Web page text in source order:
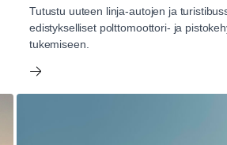
Tutustu uuteen linja-autojen ja
edistykselliset polttomoottori- ja
tukemiseen.